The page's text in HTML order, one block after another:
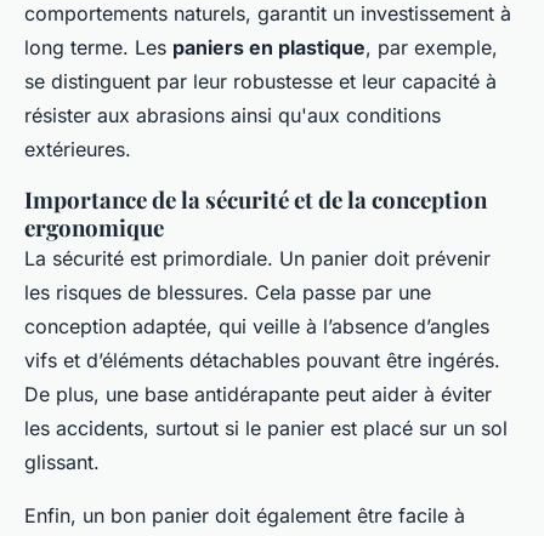
comportements naturels, garantit un investissement à
long terme. Les paniers en plastique, par exemple,
se distinguent par leur robustesse et leur capacité à
résister aux abrasions ainsi qu'aux conditions
extérieures.
Importance de la sécurité et de la conception
ergonomique
La sécurité est primordiale. Un panier doit prévenir
les risques de blessures. Cela passe par une
conception adaptée, qui veille à l’absence d’angles
vifs et d’éléments détachables pouvant être ingérés.
De plus, une base antidérapante peut aider à éviter
les accidents, surtout si le panier est placé sur un sol
glissant.
Enfin, un bon panier doit également être facile à